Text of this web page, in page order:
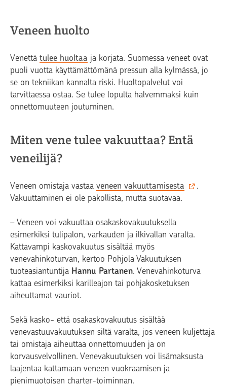
Veneen huolto
Venettä tulee huoltaa ja korjata. Suomessa veneet ovat
puoli vuotta käyttämättömänä pressun alla kylmässä, jo
se on tekniikan kannalta riski. Huoltopalvelut voi
tarvittaessa ostaa. Se tulee lopulta halvemmaksi kuin
onnettomuuteen joutuminen.
Miten vene tulee vakuuttaa? Entä
veneilijä?
Veneen omistaja vastaa veneen vakuuttamisesta
.
Vakuuttaminen ei ole pakollista, mutta suotavaa.
– Veneen voi vakuuttaa osakaskovakuutuksella
esimerkiksi tulipalon, varkauden ja ilkivallan varalta.
Kattavampi kaskovakuutus sisältää myös
venevahinkoturvan, kertoo Pohjola Vakuutuksen
tuoteasiantuntija Hannu Partanen. Venevahinkoturva
kattaa esimerkiksi karilleajon tai pohjakosketuksen
aiheuttamat vauriot.
Sekä kasko- että osakaskovakuutus sisältää
venevastuuvakuutuksen siltä varalta, jos veneen kuljettaja
tai omistaja aiheuttaa onnettomuuden ja on
korvausvelvollinen. Venevakuutuksen voi lisämaksusta
laajentaa kattamaan veneen vuokraamisen ja
pienimuotoisen charter-toiminnan.